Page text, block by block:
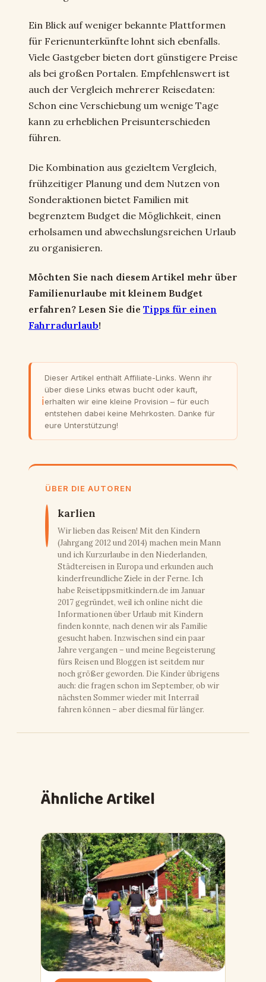
Ein Blick auf weniger bekannte Plattformen
für Ferienunterkünfte lohnt sich ebenfalls.
Viele Gastgeber bieten dort günstigere Preise
als bei großen Portalen. Empfehlenswert ist
auch der Vergleich mehrerer Reisedaten:
Schon eine Verschiebung um wenige Tage
kann zu erheblichen Preisunterschieden
führen.
Die Kombination aus gezieltem Vergleich,
frühzeitiger Planung und dem Nutzen von
Sonderaktionen bietet Familien mit
begrenztem Budget die Möglichkeit, einen
erholsamen und abwechslungsreichen Urlaub
zu organisieren.
Möchten Sie nach diesem Artikel mehr über
Familienurlaube mit kleinem Budget
erfahren? Lesen Sie die Tipps für einen
Fahrradurlaub!
ℹ
Dieser Artikel enthält Affiliate-Links. Wenn ihr
über diese Links etwas bucht oder kauft,
erhalten wir eine kleine Provision – für euch
entstehen dabei keine Mehrkosten. Danke für
eure Unterstützung!
ÜBER DIE AUTOREN
karlien
Wir lieben das Reisen! Mit den Kindern
(Jahrgang 2012 und 2014) machen mein Mann
und ich Kurzurlaube in den Niederlanden,
Städtereisen in Europa und erkunden auch
kinderfreundliche Ziele in der Ferne. Ich
habe Reisetippsmitkindern.de im Januar
2017 gegründet, weil ich online nicht die
Informationen über Urlaub mit Kindern
finden konnte, nach denen wir als Familie
gesucht haben. Inzwischen sind ein paar
Jahre vergangen – und meine Begeisterung
fürs Reisen und Bloggen ist seitdem nur
noch größer geworden. Die Kinder übrigens
auch: die fragen schon im September, ob wir
nächsten Sommer wieder mit Interrail
fahren können – aber diesmal für länger.
Ähnliche Artikel